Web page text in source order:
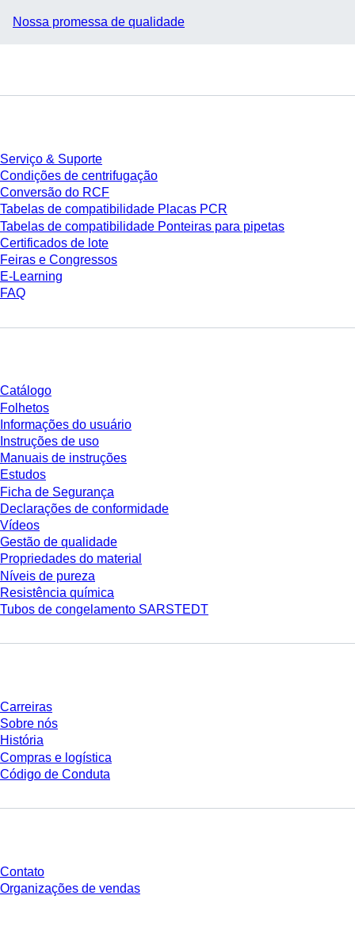
Nossa promessa de qualidade
Serviço & Suporte
Condições de centrifugação
Conversão do RCF
Tabelas de compatibilidade Placas PCR
Tabelas de compatibilidade Ponteiras para pipetas
Certificados de lote
Feiras e Congressos
E-Learning
FAQ
Catálogo
Folhetos
Informações do usuário
Instruções de uso
Manuais de instruções
Estudos
Ficha de Segurança
Declarações de conformidade
Vídeos
Gestão de qualidade
Propriedades do material
Níveis de pureza
Resistência química
Tubos de congelamento SARSTEDT
Carreiras
Sobre nós
História
Compras e logística
Código de Conduta
Contato
Organizações de vendas